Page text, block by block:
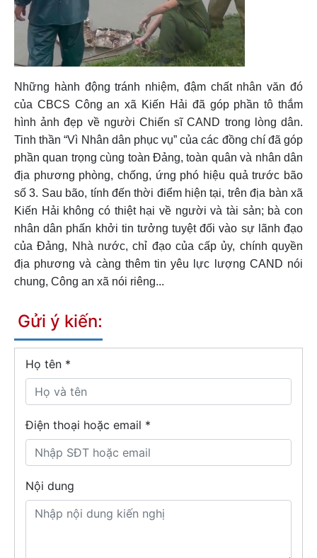
Những hành động tránh nhiệm, đậm chất nhân văn đó
của CBCS Công an xã Kiến Hải đã góp phần tô thắm
hình ảnh đẹp về người Chiến sĩ CAND trong lòng dân.
Tinh thần “Vì Nhân dân phục vụ” của các đồng chí đã góp
phần quan trọng cùng toàn Đảng, toàn quân và nhân dân
địa phương phòng, chống, ứng phó hiệu quả trước bão
số 3. Sau bão, tính đến thời điểm hiện tại, trên địa bàn xã
Kiến Hải không có thiệt hại về người và tài sản; bà con
nhân dân phấn khởi tin tưởng tuyệt đối vào sự lãnh đạo
của Đảng, Nhà nước, chỉ đạo của cấp ủy, chính quyền
địa phương và càng thêm tin yêu lực lượng CAND nói
chung, Công an xã nói riêng...
Gửi ý kiến:
Họ tên *
Điện thoại hoặc email *
Nội dung